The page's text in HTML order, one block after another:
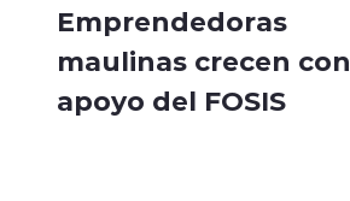
Emprendedoras
maulinas crecen con
apoyo del FOSIS